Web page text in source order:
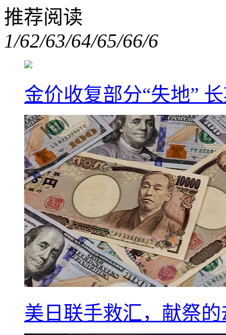
推荐阅读
1/62/63/64/65/66/6
金价收复部分“失地”
美日联手救汇，献祭